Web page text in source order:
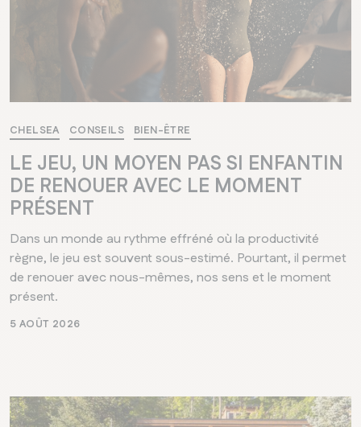
CHELSEA CONSEILS BIEN-ÊTRE
LE JEU, UN MOYEN PAS SI ENFANTIN
DE RENOUER AVEC LE MOMENT
PRÉSENT
Dans un monde au rythme effréné où la productivité
règne, le jeu est souvent sous-estimé. Pourtant, il permet
de renouer avec nous-mêmes, nos sens et le moment
présent.
5 AOÛT 2026